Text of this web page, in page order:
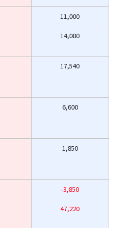
11,000
14,080
17,540
6,600
1,850
-3,850
47,220